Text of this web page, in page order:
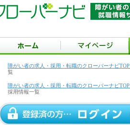
障がい者の求人・採用・転職のクローバーナビTOP
覧
障がい者の求人・採用・転職のクローバーナビTOP
採用情報一覧